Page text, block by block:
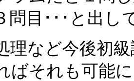
問目･･･と出
理など今後初
ばそれも可能